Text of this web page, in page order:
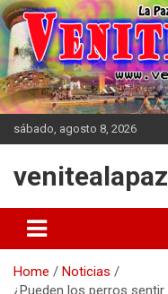
Skip
to
content
sábado, agosto 8, 2026
Home
Noticias
¿Pueden los perros